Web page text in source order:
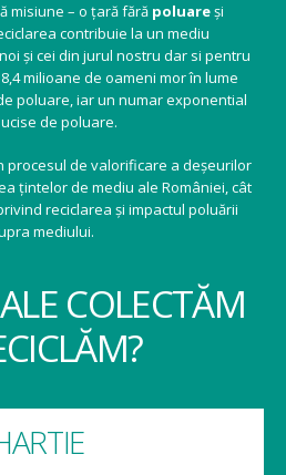
misiune – o țară fără poluareși
contribuie la un mediu
și cei din jurul nostru dar si pentru
milioane de oameni mor în lume
poluare, iar un numar exponential
de poluare.
procesul de valorificare a deșeurilor
țintelor de mediu ale României, cât
reciclarea și impactul poluării
mediului.
COLECTĂM